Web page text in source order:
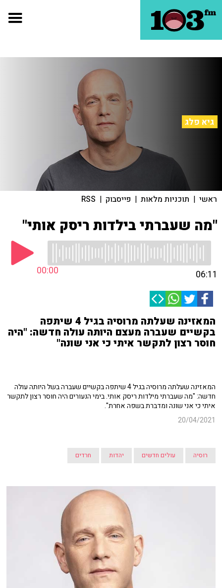
גיא פלג
ראשי | תוכניות מלאות | פייסבוק |
RSS
"מה שעברתי בילדות ריסק אותי"
00:00 06:11
המאזינה שעלתה מרוסיה בגיל 4 שיתפה
בקשיים שעברה מעצם היותה עולה חדשה: "היה
חוסר רצון לתקשר איתי כי אני שונה"
המאזינה שעלתה מרוסיה בגיל 4 שיתפה בקשיים שעברה בשל היותה עולה
חדשה: "מה שעברתי מילדות ריסק אותי. בימי הנעורים היה חוסר רצון לתקשר
איתי כי אני שונה ומדברת בשפה אחרת".
20/04/2021
רוסיה עולים חדשים יהדות חרדים